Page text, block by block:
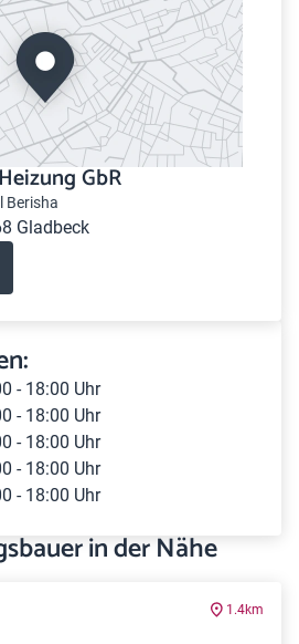
GbR
Berisha
Gladbeck
- 18:00 Uhr
- 18:00 Uhr
- 18:00 Uhr
- 18:00 Uhr
- 18:00 Uhr
in der Nähe
1.4km